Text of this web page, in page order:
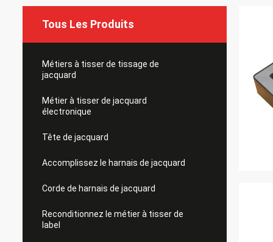
Tous Les Produits
Métiers à tisser de tissage de
jacquard
Métier à tisser de jacquard
électronique
Tête de jacquard
Accomplissez le harnais de jacquard
Corde de harnais de jacquard
Reconditionnez le métier à tisser de
label